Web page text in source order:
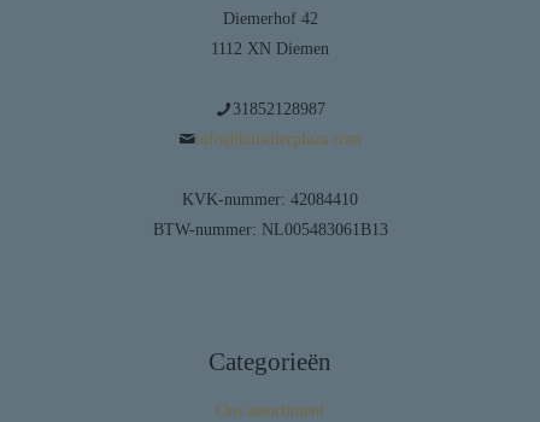
Diemerhof 42
1112 XN Diemen
31852128987
info@huisdierplaza.com
KVK-nummer: 42084410
BTW-nummer: NL005483061B13
Categorieën
Ons assortiment